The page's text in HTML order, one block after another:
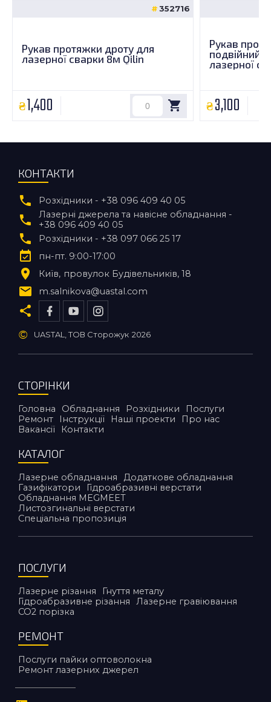
352716
Рукав протяжки дроту для
лазерної сварки 8м Qilin
1,400
Рукав
подвійний
лазерної
3,100
КОНТАКТИ
Розхідники - +38 096 409 40 05
Лазерні джерела та навісне обладнання -
+38 096 409 40 05
Розхідники - +38 097 066 25 17
пн-пт. 9:00-17:00
Київ
провулок Будівельників, 18
m.salnikova@uastal.com
© UASTAL, ТОВ Сторожук 2026
СТОРІНКИ
Головна Обладнання Розхідники
Послуги
Ремонт
Інструкції Наші проекти
Про нас
Вакансії
Контакти
КАТАЛОГ
Лазерне обладнання
Додаткове обладнання
Газифікатори
Гідроабразивні верстати
Обладнання MEGMEET
Листозгинальні верстати
Спеціальна пропозиція
ПОСЛУГИ
Лазерне різання
Гнуття металу
Гідроабразивне різання
Лазерне гравіювання
CO2 порiзка
РЕМОНТ
Послуги пайки оптоволокна
Ремонт лазерних джерел